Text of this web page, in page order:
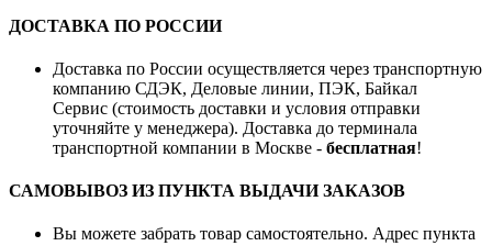
ДОСТАВКА ПО РОССИИ
Доставка по России осуществляется через транспортную
компанию СДЭК, Деловые линии, ПЭК, Байкал
Сервис (стоимость доставки и условия отправки
уточняйте у менеджера). Доставка до терминала
транспортной компании в Москве - бесплатная!
САМОВЫВОЗ ИЗ ПУНКТА ВЫДАЧИ ЗАКАЗОВ
Вы можете забрать товар самостоятельно. Адрес пункта